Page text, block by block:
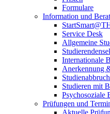
Formulare
Information und
Service Desk
Allgemeine
Internationale
Anerkennung
Studieren mit
Psychosoziale
Prüfungen und
Aktuelle